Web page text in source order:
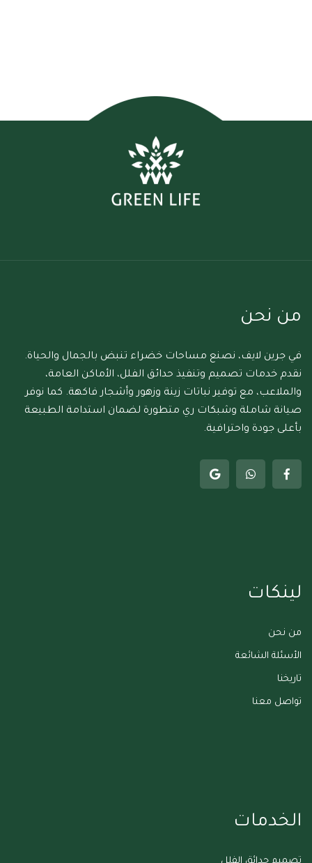
من نحن
في جرين لايف، نصنع مساحات خضراء تنبض بالجمال والحياة.
نقدم خدمات تصميم وتنفيذ حدائق الفلل، الأماكن العامة،
والملاعب، مع توفير نباتات زينة وزهور وأشجار فاكهة. كما نوفر
صيانة شاملة وشبكات ري متطورة لضمان استدامة الطبيعة
بأعلى جودة واحترافية.
لينكات
من نحن
الأسئلة الشائعة
تاريخنا
تواصل معنا
الخدمات